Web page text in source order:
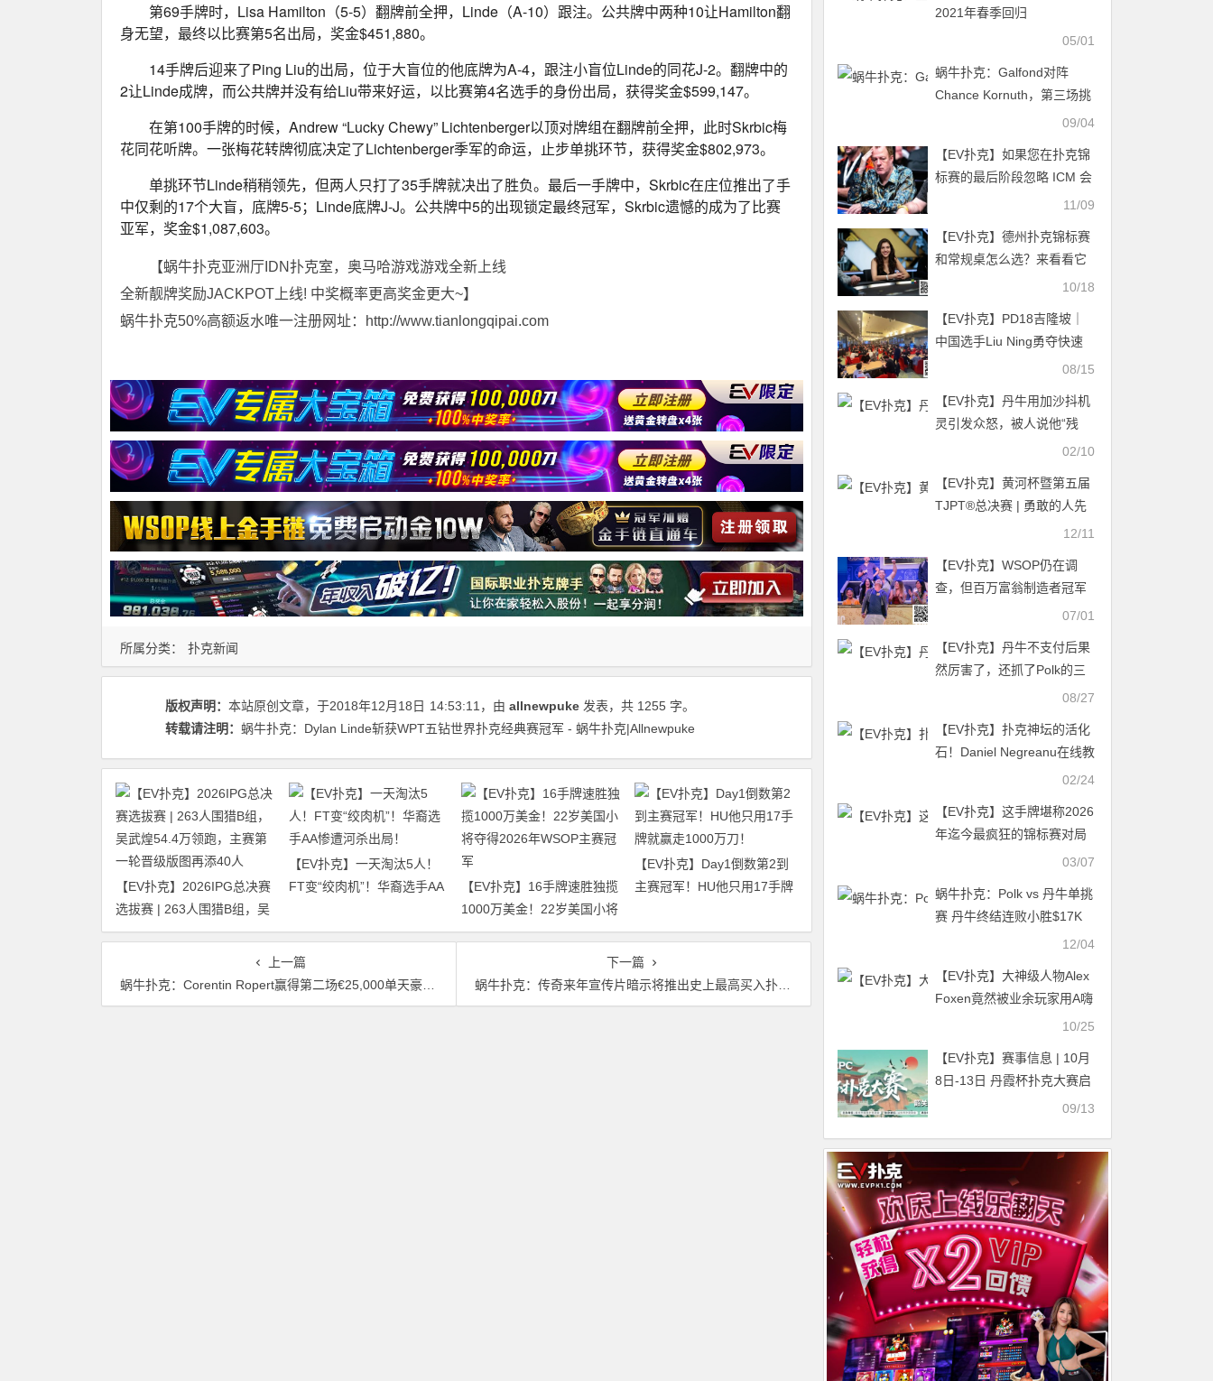
第69手牌时，Lisa Hamilton（5-5）翻牌前全押，Linde（A-10）跟注。公共牌中两种10让Hamilton翻
身无望，最终以比赛第5名出局，奖金$451,880。
14手牌后迎来了Ping Liu的出局，位于大盲位的他底牌为A-4，跟注小盲位Linde的同花J-2。翻牌中的
2让Linde成牌，而公共牌并没有给Liu带来好运，以比赛第4名选手的身份出局，获得奖金$599,147。
在第100手牌的时候，Andrew “Lucky Chewy” Lichtenberger以顶对牌组在翻牌前全押，此时Skrbic梅
花同花听牌。一张梅花转牌彻底决定了Lichtenberger季军的命运，止步单挑环节，获得奖金$802,973。
单挑环节Linde稍稍领先，但两人只打了35手牌就决出了胜负。最后一手牌中，Skrbic在庄位推出了手
中仅剩的17个大盲，底牌5-5；Linde底牌J-J。公共牌中5的出现锁定最终冠军，Skrbic遗憾的成为了比赛
亚军，奖金$1,087,603。
【蜗牛扑克亚洲厅IDN扑克室，奥马哈游戏游戏全新上线
全新靓牌奖励JACKPOT上线! 中奖概率更高奖金更大~】
蜗牛扑克50%高额返水唯一注册网址：http://www.tianlongqipai.com
所属分类： 扑克新闻
版权声明： 本站原创文章，于2018年12月18日 14:53:11 ，由 allnewpuke 发表，共 1255 字。
转载请注明： 蜗牛扑克：Dylan Linde斩获WPT五钻世界扑克经典赛冠军 - 蜗牛扑克|Allnewpuke
【EV扑克】2026IPG总决赛
选拔赛 | 263人围猎B组，吴
武煌54.4万领跑，主赛第一
【EV扑克】一天淘汰5人！
FT变“绞肉机”！华裔选手AA
【EV扑克】16手牌速胜独揽
1000万美金！22岁美国小将
夺得2026年WSOP主赛冠军
【EV扑克】Day1倒数第2到
主赛冠军！HU他只用17手牌
上一篇
蜗牛扑克：Corentin Ropert赢得第二场€25,000单天豪客赛冠军
下一篇
蜗牛扑克：传奇来年宣传片暗示将推出史上最高买入扑克赛
2021年春季回归
05/01
蜗牛扑克：Galfond对阵
Chance Kornuth，第三场挑
09/04
【EV扑克】如果您在扑克锦
标赛的最后阶段忽略 ICM 会
11/09
【EV扑克】德州扑克锦标赛
和常规桌怎么选？来看看它
10/18
【EV扑克】PD18吉隆坡｜
中国选手Liu Ning勇夺快速
赛冠军 RAO JIANHUI闯入超
08/15
【EV扑克】丹牛用加沙抖机
灵引发众怒，被人说他“残
02/10
【EV扑克】黄河杯暨第五届
TJPT®总决赛 | 勇敢的人先
享受世界！主赛B组168人参
万领跑
12/11
【EV扑克】WSOP仍在调
查，但百万富翁制造者冠军
已经确保拿到100万美元的
07/01
【EV扑克】丹牛不支付后果
然厉害了，还抓了Polk的三
枪操作，这样单挑不赢才怪
08/27
【EV扑克】扑克神坛的活化
石！Daniel Negreanu在线教
学：从翻牌到河牌“思维碾02/24
【EV扑克】这手牌堪称2026
年迄今最疯狂的锦标赛对局
03/07
蜗牛扑克：Polk vs 丹牛单挑
赛 丹牛终结连败小胜$17K
2020年扑克名人堂名单提名
12/04
【EV扑克】大神级人物Alex
Foxen竟然被业余玩家用A嗨
10/25
【EV扑克】赛事信息 | 10月
8日-13日 丹霞杯扑克大赛启
幕！解锁韶关美食美景，共
09/13